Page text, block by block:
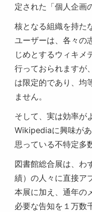
定された「個人企画
核となる組織を持た
ユーザーは、各々の
じめとするウィキメ
行っておられますが
は限定的であり、均
ません。
そして、実は効率が
Wikipediaに興味が
思っている不特定多
図書館総合展は、わ
績）の人々に直接ア
本展に加え、通年の
必要な告知を１万数